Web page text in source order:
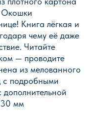
Окошки
Книга лёгкая и
чему её даже
Читайте
— проводите
из мелованного
с подробными
мм